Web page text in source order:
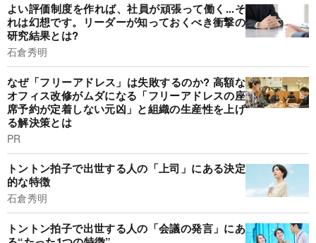
よい評価制度を作れば、社員が頑張って働く...そ
れは幻想です。リーダーが知っておくべき衝撃の
研究結果とは?
石倉秀明
なぜ「フリーアドレス」は失敗するのか? 高額な
オフィス改修がムダになる「フリーアドレスの座
席予約が定着しない元凶」と組織の生産性を上げ
る解決策とは
PR
トントン拍子で出世する人の「上司」にある決定
的な特徴
石倉秀明
トントン拍子で出世する人の「会議の発言」にあ